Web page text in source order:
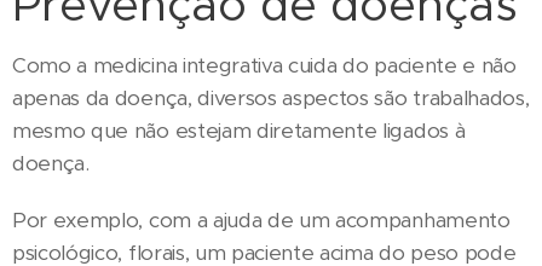
Como a medicina integrativa cuida do paciente e não
apenas da doença, diversos aspectos são trabalhados,
mesmo que não estejam diretamente ligados à
doença.
Por exemplo, com a ajuda de um acompanhamento
psicológico, florais, um paciente acima do peso pode